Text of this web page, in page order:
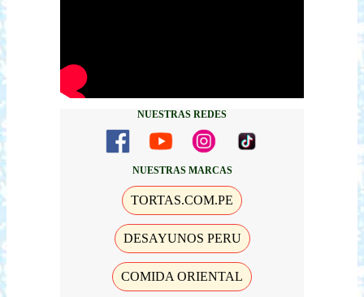
NUESTRAS REDES
NUESTRAS MARCAS
TORTAS.COM.PE
DESAYUNOS PERU
COMIDA ORIENTAL